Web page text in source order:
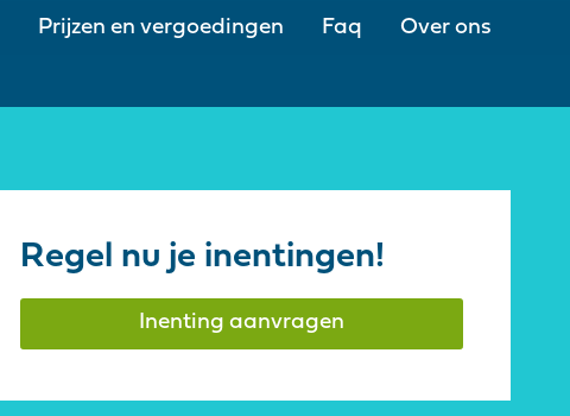
Prijzen en vergoedingen Faq Over ons
Regel nu je inentingen!
Inenting aanvragen